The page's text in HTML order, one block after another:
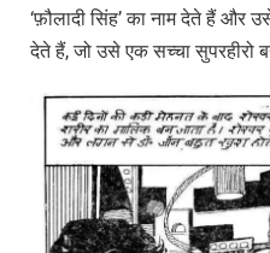
‘फ़ौलादी सिंह’ का नाम देते हैं
देते हैं, जो उसे एक सच्चा सुपरहीरो